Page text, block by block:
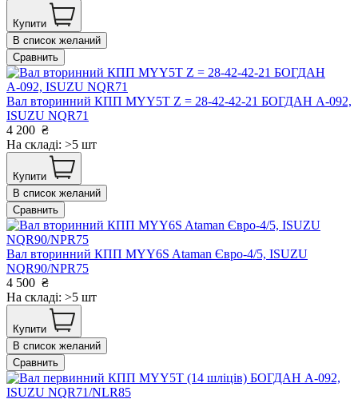
Купити
В список желаний
Сравнить
Вал вторинний КПП MYY5T Z = 28-42-42-21 БОГДАН А-092,
ISUZU NQR71
4 200 ₴
На складі: >5 шт
Купити
В список желаний
Сравнить
Вал вторинний КПП MYY6S Ataman Євро-4/5, ISUZU
NQR90/NPR75
4 500 ₴
На складі: >5 шт
Купити
В список желаний
Сравнить